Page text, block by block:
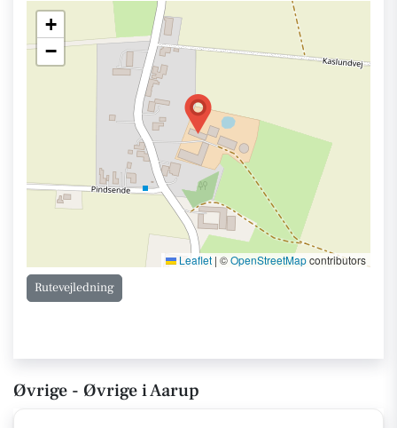
+
−
Leaflet | ©OpenStreetMapcontributors
Rutevejledning
Øvrige - Øvrige i Aarup